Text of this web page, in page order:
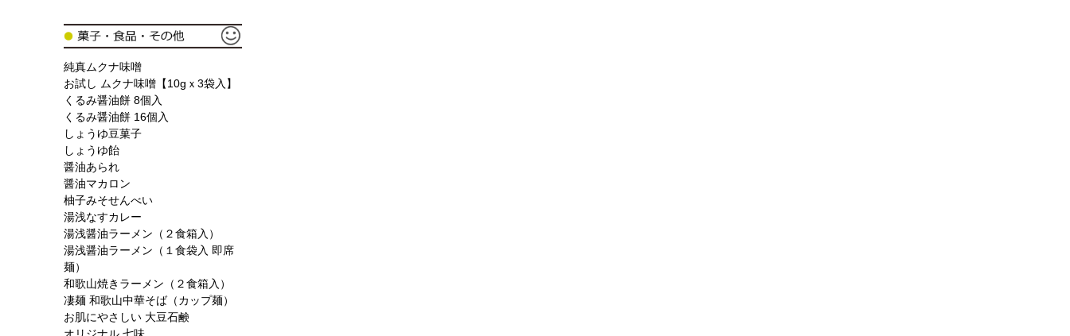
純真ムクナ味噌
お試し ムクナ味噌【10gｘ3袋入】
くるみ醤油餅 8個入
くるみ醤油餅 16個入
しょうゆ豆菓子
しょうゆ飴
醤油あられ
醤油マカロン
柚子みそせんべい
湯浅なすカレー
湯浅醤油ラーメン（２食箱入）
湯浅醤油ラーメン（１食袋入 即席
麺）
和歌山焼きラーメン（２食箱入）
凄麺 和歌山中華そば（カップ麺）
お肌にやさしい 大豆石鹸